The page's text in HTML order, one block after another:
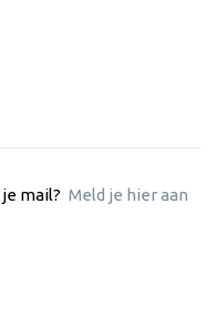
mail? Meld je hier aan